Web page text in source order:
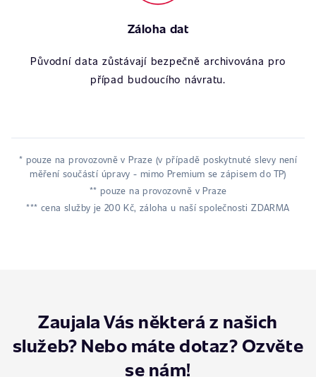
Záloha dat
Původní data zůstávají bezpečně archivována pro
případ budoucího návratu.
* pouze na provozovně v Praze (v případě poskytnuté slevy není
měření součástí úpravy - mimo Premium se zápisem do TP)
** pouze na provozovně v Praze
*** cena služby je 200 Kč, záloha u naší společnosti ZDARMA
Zaujala Vás některá z našich
služeb? Nebo máte dotaz? Ozvěte
se nám!